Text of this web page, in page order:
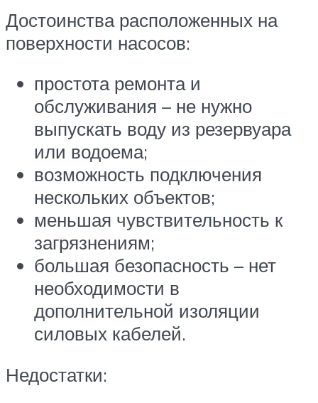
Достоинства расположенных на
поверхности насосов:
простота ремонта и
обслуживания – не нужно
выпускать воду из резервуара
или водоема;
возможность подключения
нескольких объектов;
меньшая чувствительность к
загрязнениям;
большая безопасность – нет
необходимости в
дополнительной изоляции
силовых кабелей.
Недостатки: